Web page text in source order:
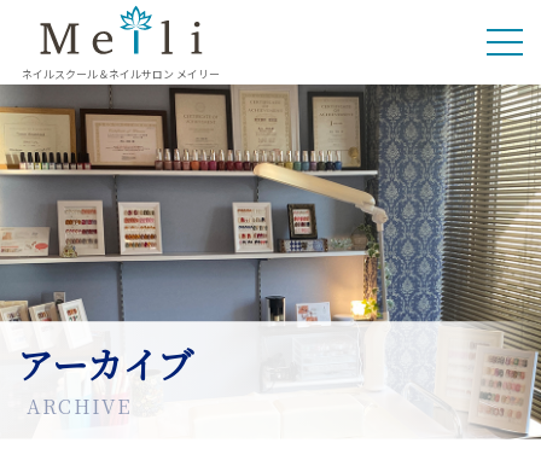
ネイルスクール＆ネイルサロン メイリー
アーカイブ
ARCHIVE